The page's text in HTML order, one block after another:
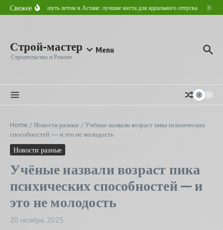
Перейти к содержанию
СвежееГде отдохнуть летом в Астане: лучшие места для идеального отпуска
Строй-мастер
Строительство и Ремонт
Menu
Home /Новости разные / Учёные назвали возраст пика психических
способностей — и это не молодость
Новости разные
Учёные назвали возраст пика
психических способностей — и
это не молодость
20 октября, 2025